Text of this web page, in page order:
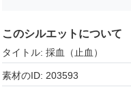
このシルエットについて
タイトル: 採血（止血）
素材のID: 203593